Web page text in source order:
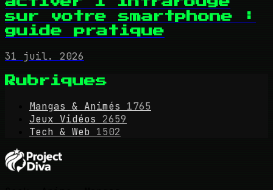
sur votre smartphone :
guide pratique
31 juil. 2026
Rubriques
Mangas & Animés
1765
Jeux Vidéos
2659
Tech & Web 1502